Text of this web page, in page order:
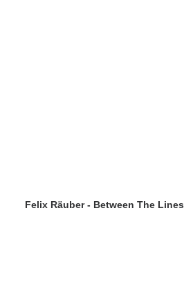
Felix Räuber - Between The Lines